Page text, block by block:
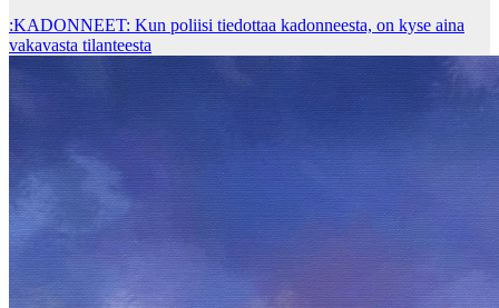
:KADONNEET: Kun poliisi tiedottaa kadonneesta, on kyse aina
vakavasta tilanteesta